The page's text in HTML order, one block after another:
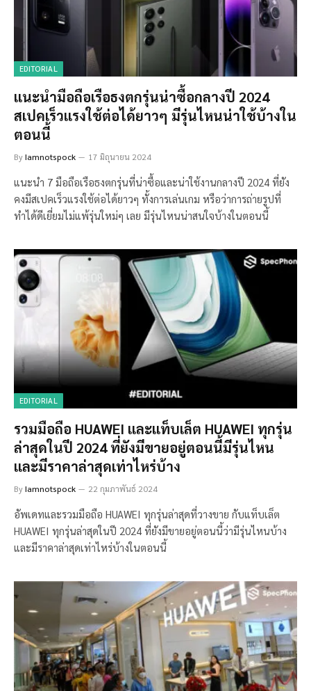
EDITORIAL
แนะนำมือถือเรือธงตกรุ่นน่าซื้อกลางปี 2024
สเปคเร็วแรงใช้ต่อได้ยาวๆ มีรุ่นไหนน่าใช้บ้างใน
ตอนนี้
ByIamnotspock 17 มิถุนายน 2024
แนะนำ 7 มือถือเรือธงตกรุ่นที่น่าซื้อและน่าใช้งานกลางปี 2024 ที่ยัง
คงมีสเปคเร็วแรงใช้ต่อได้ยาวๆ ทั้งการเล่นเกม หรือว่าการถ่ายรูปที่
ทำได้ดีเยี่ยมไม่แพ้รุ่นใหม่ๆ เลย มีรุ่นไหนน่าสนใจบ้างในตอนนี้
EDITORIAL
รวมมือถือ HUAWEI และแท็บเล็ต HUAWEI ทุกรุ่น
ล่าสุดในปี 2024 ที่ยังมีขายอยู่ตอนนี้มีรุ่นไหน
และมีราคาล่าสุดเท่าไหร่บ้าง
ByIamnotspock 22 กุมภาพันธ์ 2024
อัพเดทและรวมมือถือ HUAWEI ทุกรุ่นล่าสุดที่วางขาย กับแท็บเล็ต
HUAWEI ทุกรุ่นล่าสุดในปี 2024 ที่ยังมีขายอยู่ตอนนี้ว่ามีรุ่นไหนบ้าง
และมีราคาล่าสุดเท่าไหร่บ้างในตอนนี้